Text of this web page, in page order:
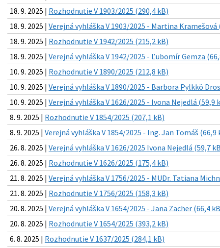
18. 9. 2025 | Rozhodnutie V 1903/2025 (290,4 kB)
18. 9. 2025 | Verejná vyhláška V 1903/2025 - Martina Kramešová
18. 9. 2025 | Rozhodnutie V 1942/2025 (215,2 kB)
18. 9. 2025 | Verejná vyhláška V 1942/2025 - Ľubomír Gemza
10. 9. 2025 | Rozhodnutie V 1890/2025 (212,8 kB)
10. 9. 2025 | Verejná vyhláška V 1890/2025 - Barbora Pylkkö
10. 9. 2025 | Verejná vyhláška V 1626/2025 - Ivona Nejedlá (59,9
8. 9. 2025 | Rozhodnutie V 1854/2025 (207,1 kB)
8. 9. 2025 | Verejná vyhláška V 1854/2025 - Ing. Jan Tomáš (66,9
26. 8. 2025 | Verejná vyhláška V 1626/2025 Ivona Nejedlá (59,7
26. 8. 2025 | Rozhodnutie V 1626/2025 (175,4 kB)
21. 8. 2025 | Verejná vyhláška V 1756/2025 - MUDr. Tatiana
21. 8. 2025 | Rozhodnutie V 1756/2025 (158,3 kB)
20. 8. 2025 | Verejná vyhláška V 1654/2025 - Jana Zacher (66,4
20. 8. 2025 | Rozhodnutie V 1654/2025 (393,2 kB)
6. 8. 2025 | Rozhodnutie V 1637/2025 (284,1 kB)